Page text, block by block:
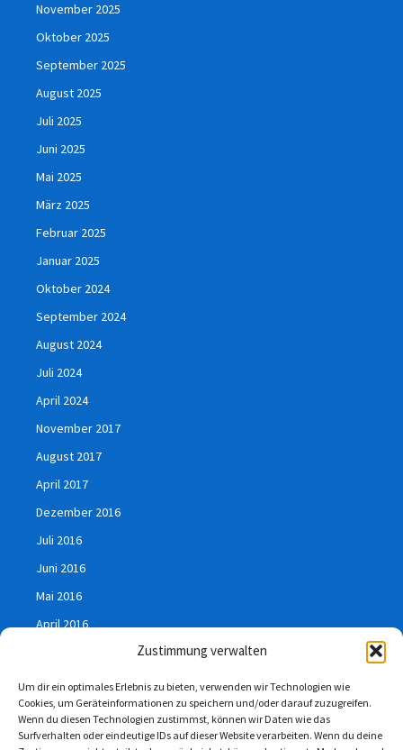
Zustimmung verwalten
Um dir ein optimales Erlebnis zu bieten, verwenden wir Technologien wie
Cookies, um Geräteinformationen zu speichern und/oder darauf zuzugreifen.
Wenn du diesen Technologien zustimmst, können wir Daten wie das
Surfverhalten oder eindeutige IDs auf dieser Website verarbeiten. Wenn du deine
November 2025
Oktober 2025
September 2025
August 2025
Juli 2025
Juni 2025
Mai 2025
März 2025
Februar 2025
Januar 2025
Oktober 2024
September 2024
August 2024
Juli 2024
April 2024
November 2017
August 2017
April 2017
Dezember 2016
Juli 2016
Juni 2016
Mai 2016
April 2016
Januar 2016
Juli 2015